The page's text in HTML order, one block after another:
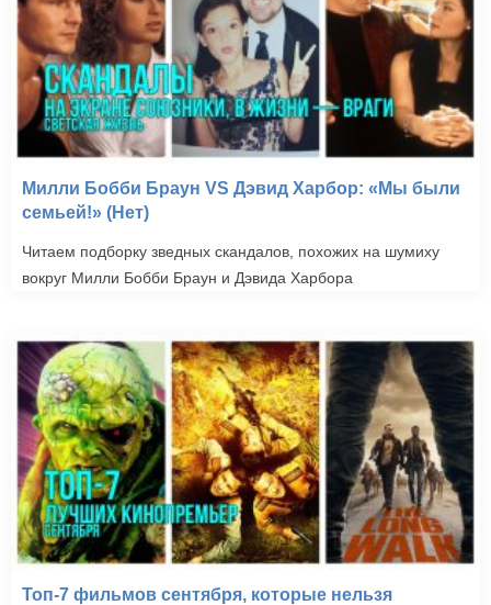
Милли Бобби Браун VS Дэвид Харбор: «Мы были
семьей!» (Нет)
Читаем подборку зведных скандалов, похожих на шумиху
вокруг Милли Бобби Браун и Дэвида Харбора
Топ-7 фильмов сентября, которые нельзя